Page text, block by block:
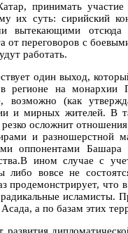
принимать
их суть: сирийский
вытекающими отсюда
от переговоров с
работать.
один выход,
регионе на монархии
возможно (как
и мирных жителей. В
осложнит
и разношерстной
оппонентами
ином случае с
либо вовсе не
продемонстрирует, что
исламисты.
а по базам этих